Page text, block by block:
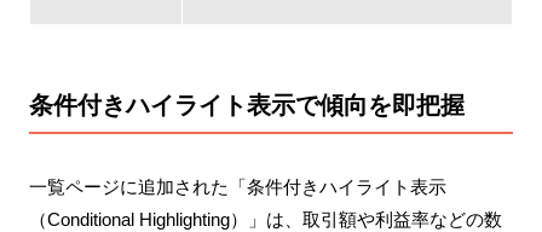
条件付きハイライト表示で傾向を即把握
一覧ページに追加された「条件付きハイライト表示
（Conditional Highlighting）」は、取引額や利益率などの数